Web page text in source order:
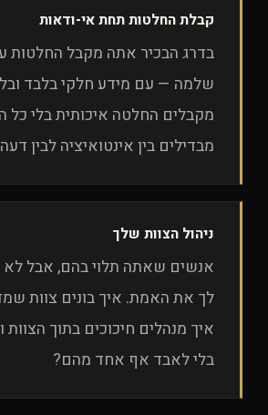
קבלת החלטות תחת אי-ודאות
בדרג הבכיר אתה מקבל החלטות
שלמה — עם מידע חלקי בלבד
מקבלים החלטה איכותית בלי כל
מבדילים בין אינטואיציה לבין
ניהול הצוות שלך
אנשים שאתה תלוי בהם, אבל לא
לך את האמת. איך בונים צוות
איך מנהלים חיכוכים בתוך הצוות
בלי לאבד אף אחד מהם?